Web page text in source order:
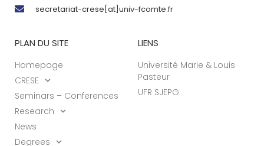
secretariat-crese[at]univ-fcomte.fr
PLAN DU SITE
Homepage
CRESE
Seminars – Conferences
Research
News
Degrees
LIENS
Université Marie & Louis
Pasteur
UFR SJEPG